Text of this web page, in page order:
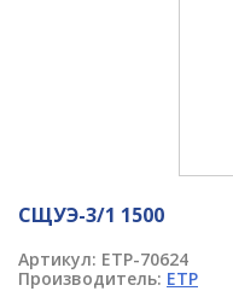
СЩУЭ-3/1 1500
Артикул: ETP-70624
Производитель: ETP